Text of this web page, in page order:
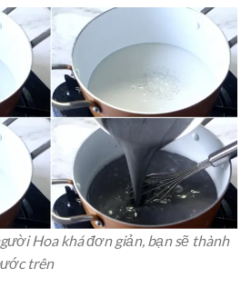
Hoa khá đơn giản, bạn sẽ thành
trên